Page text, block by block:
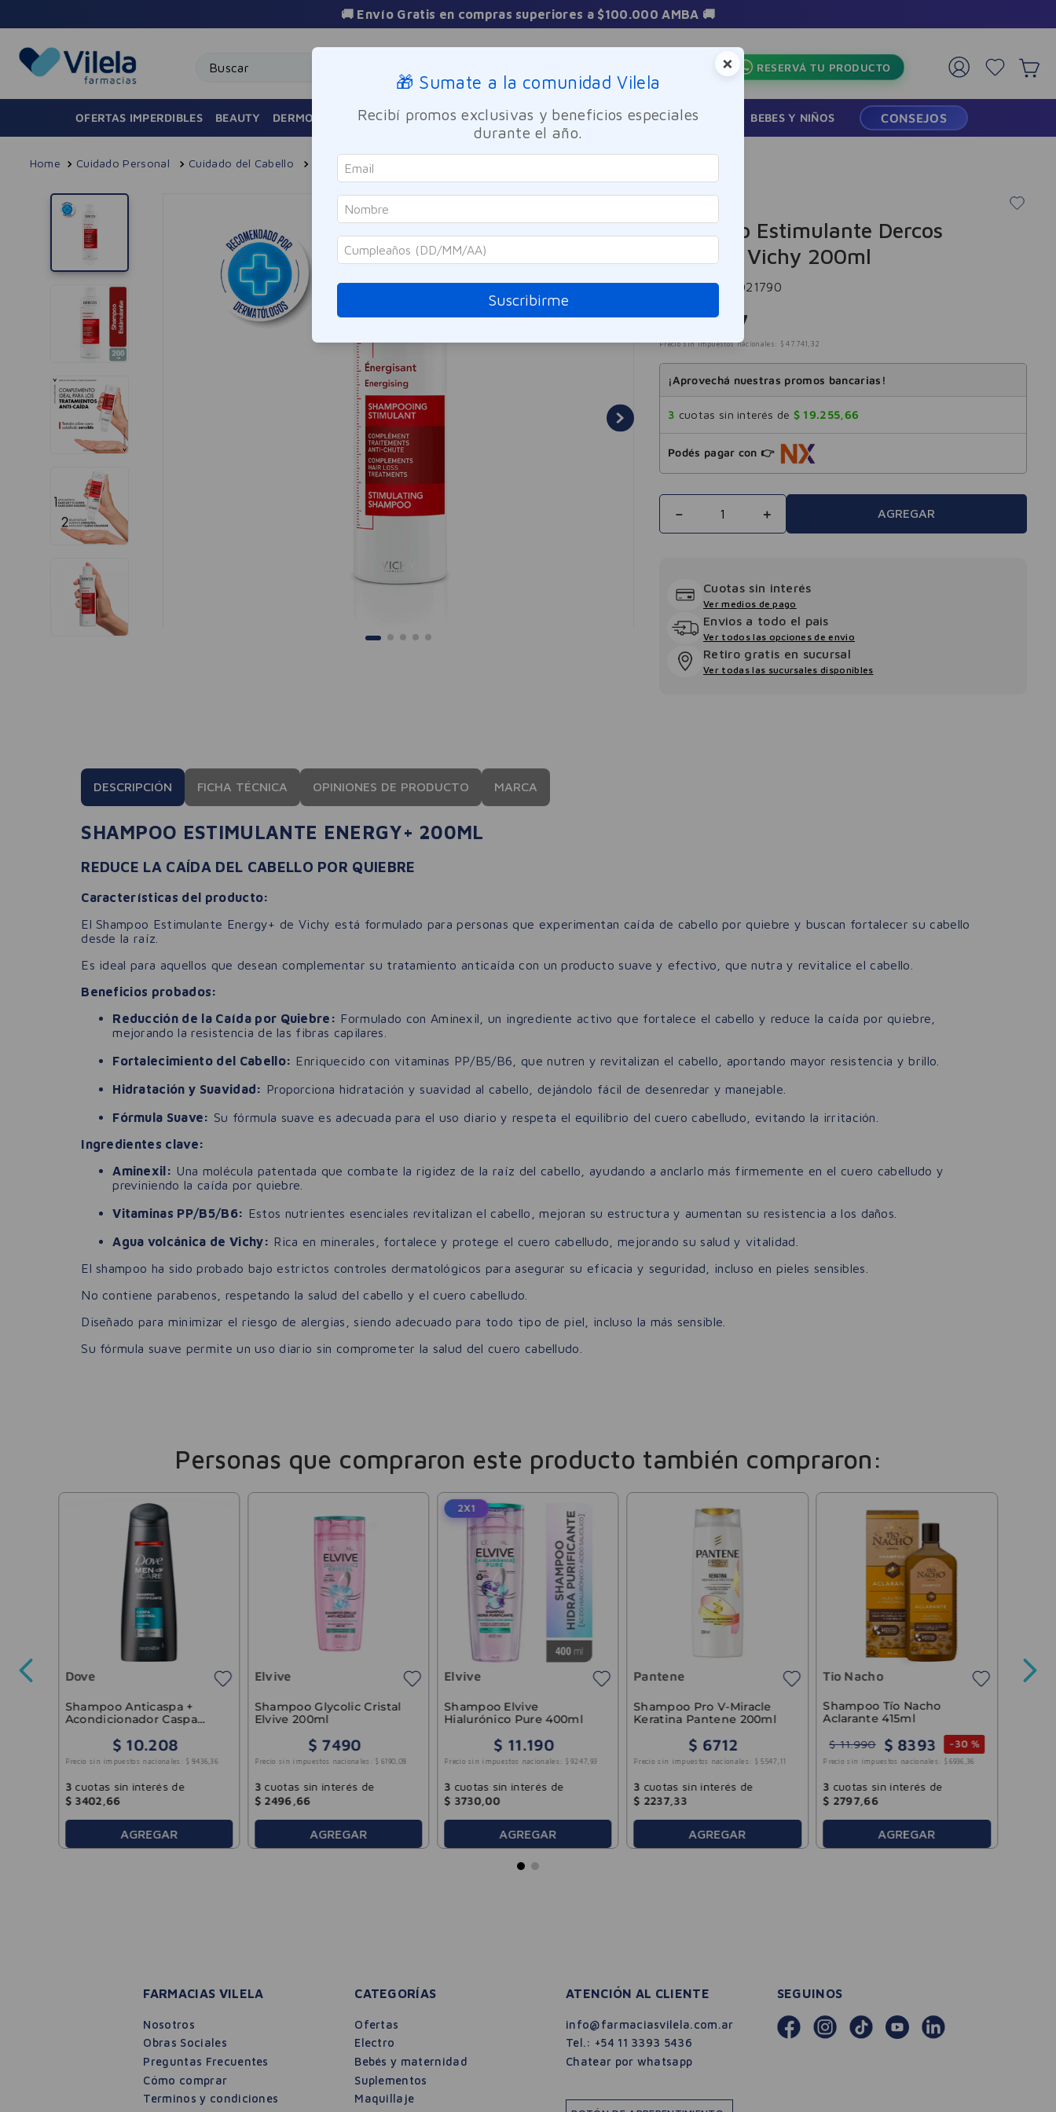
3 Cuotas sin interés en toda la tienda
RESERVÁ TU PRODUCTO
OFERTAS IMPERDIBLES BEAUTY DERMOCOSMÉTICA FRAGANCIAS CUIDADO PERSONAL BIENESTAR Y FARMACIA BEBES Y NIÑOS CONSEJOS
Cuidado Personal Cuidado del Cabello Shampoo
Vichy
Shampoo Estimulante Dercos
Energy+ Vichy 200ml
Referencia 6021790
$ 57.767
Precio sin impuestos nacionales: $ 47.741 , 32
¡Aprovechá nuestras promos bancarias!
3 cuotas sin interés de $ 19.255,66
Podés pagar con 👉
＋
－ AGREGAR
Cuotas sin interés
Ver medios de pago
Envios a todo el pais
Ver todos las opciones de envio
Retiro gratis en sucursal
Ver todas las sucursales disponibles
DESCRIPCIÓN FICHA TÉCNICA OPINIONES DE PRODUCTO MARCA
SHAMPOO ESTIMULANTE ENERGY+ 200ML
REDUCE LA CAÍDA DEL CABELLO POR QUIEBRE
Características del producto:
El Shampoo Estimulante Energy+ de Vichy está formulado para personas que experimentan caída de cabello por quiebre y buscan fortalecer su cabello
desde la raíz.
Es ideal para aquellos que desean complementar su tratamiento anticaída con un producto suave y efectivo, que nutra y revitalice el cabello.
Beneficios probados:
Reducción de la Caída por Quiebre: Formulado con Aminexil, un ingrediente activo que fortalece el cabello y reduce la caída por quiebre,
mejorando la resistencia de las fibras capilares.
Fortalecimiento del Cabello: Enriquecido con vitaminas PP/B5/B6, que nutren y revitalizan el cabello, aportando mayor resistencia y brillo.
Hidratación y Suavidad: Proporciona hidratación y suavidad al cabello, dejándolo fácil de desenredar y manejable.
Fórmula Suave: Su fórmula suave es adecuada para el uso diario y respeta el equilibrio del cuero cabelludo, evitando la irritación.
Ingredientes clave:
Aminexil: Una molécula patentada que combate la rigidez de la raíz del cabello, ayudando a anclarlo más firmemente en el cuero cabelludo y
previniendo la caída por quiebre.
Vitaminas PP/B5/B6: Estos nutrientes esenciales revitalizan el cabello, mejoran su estructura y aumentan su resistencia a los daños.
Agua volcánica de Vichy: Rica en minerales, fortalece y protege el cuero cabelludo, mejorando su salud y vitalidad.
El shampoo ha sido probado bajo estrictos controles dermatológicos para asegurar su eficacia y seguridad, incluso en pieles sensibles.
No contiene parabenos, respetando la salud del cabello y el cuero cabelludo.
Diseñado para minimizar el riesgo de alergias, siendo adecuado para todo tipo de piel, incluso la más sensible.
Su fórmula suave permite un uso diario sin comprometer la salud del cuero cabelludo.
Personas que compraron este producto también compraron:
40 % Dove
Shampoo Anticaspa +
Acondicionador Caspa
$ 10.208
Precio sin impuestos nacionales: $ 8436 36
3 cuotas sin interés de
$ 3402 ,66
AGREGAR
Elvive
Shampoo Glycolic Cristal
Elvive 200ml
$ 7490
Precio sin impuestos nacionales: $ 6190 08
3 cuotas sin interés de
$ 2496 ,66
AGREGAR
2X1
Elvive
Shampoo Elvive
Hialurónico Pure 400ml
$ 11.190
Precio sin impuestos nacionales: $ 9247 ,93
3 cuotas sin interés de
$ 3730,00
AGREGAR
Pantene
Shampoo Pro V-Miracle
Keratina Pantene 200ml
$ 6712
Precio sin impuestos nacionales: $ 5547 11
3 cuotas sin interés de
$ 2237, 33
AGREGAR
Tio Nacho
Shampoo Tío Nacho
Aclarante 415ml
$ 11.990 $ 8393 -30 %
Precio sin impuestos nacionales: $ 6936 , 36
3 cuotas sin interés de
$ 2797,66
AGREGAR
$ 10
FARMACIAS VILELA
Nosotros
Obras Sociales
Preguntas Frecuentes
Cómo comprar
Terminos y condiciones
CATEGORÍAS
Ofertas
Electro
Bebés y maternidad
Suplementos
Maquillaje
ATENCIÓN AL CLIENTE
info@farmaciasvilela.com.ar
Tel.: +54 11 3393 5436
Chatear por whatsapp
SEGUINOS
×
🎁 Sumate a la comunidad Vilela
Recibí promos exclusivas y beneficios especiales
durante el año.
Suscribirme